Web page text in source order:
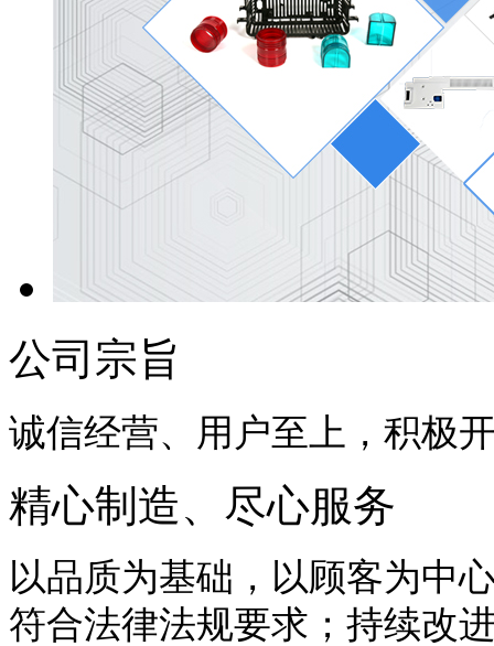
公司宗旨
诚信经营、用户至上，积极
精心制造、尽心服务
以品质为基础，以顾客为中
符合法律法规要求；持续改